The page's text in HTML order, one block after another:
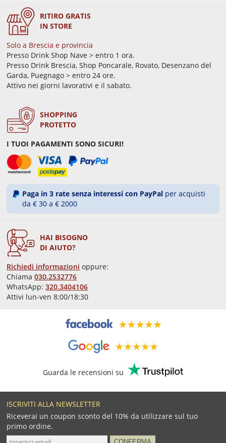
RITIRO GRATIS
IN STORE
Solo a Brescia e provincia
Presso Drink Shop Nave > entro 1 ora.
Presso Drink Brescia, Shop Poncarale, Rovato, Desenzano del
Garda, Puegnago > entro 24 ore.
Attivo nei giorni lavorativi e il sabato.
SHOPPING
PROTETTO
I TUOI PAGAMENTI SONO SICURI!
Paga in 3 rate senza interessi con PayPal per acquisti
da € 30 a € 2000
HAI BISOGNO
DI AIUTO?
Richiedi informazioni oppure:
Chiama030.2532776
WhatsApp:320.3404106
Attivi lun-ven 8:00/18:30
Guarda le recensioni su
ISCRIVITI ALLA NEWSLETTER
Riceverai un coupon sconto del 10% da utilizzare sul tuo
primo ordine.